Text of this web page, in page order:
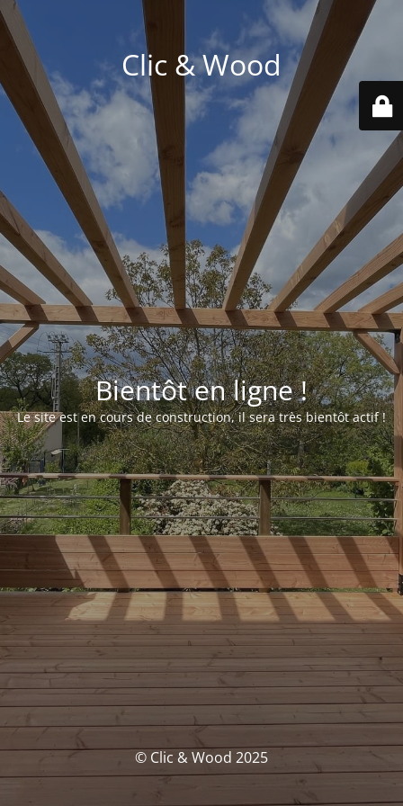
Clic & Wood
Bientôt en ligne !
Le site est en cours de construction, il sera très bientôt actif !
© Clic & Wood 2025